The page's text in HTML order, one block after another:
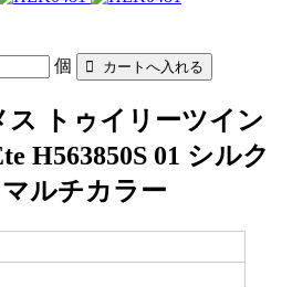
個
ス トゥイリーツイン
H563850S 01 シルク
ルチカラー